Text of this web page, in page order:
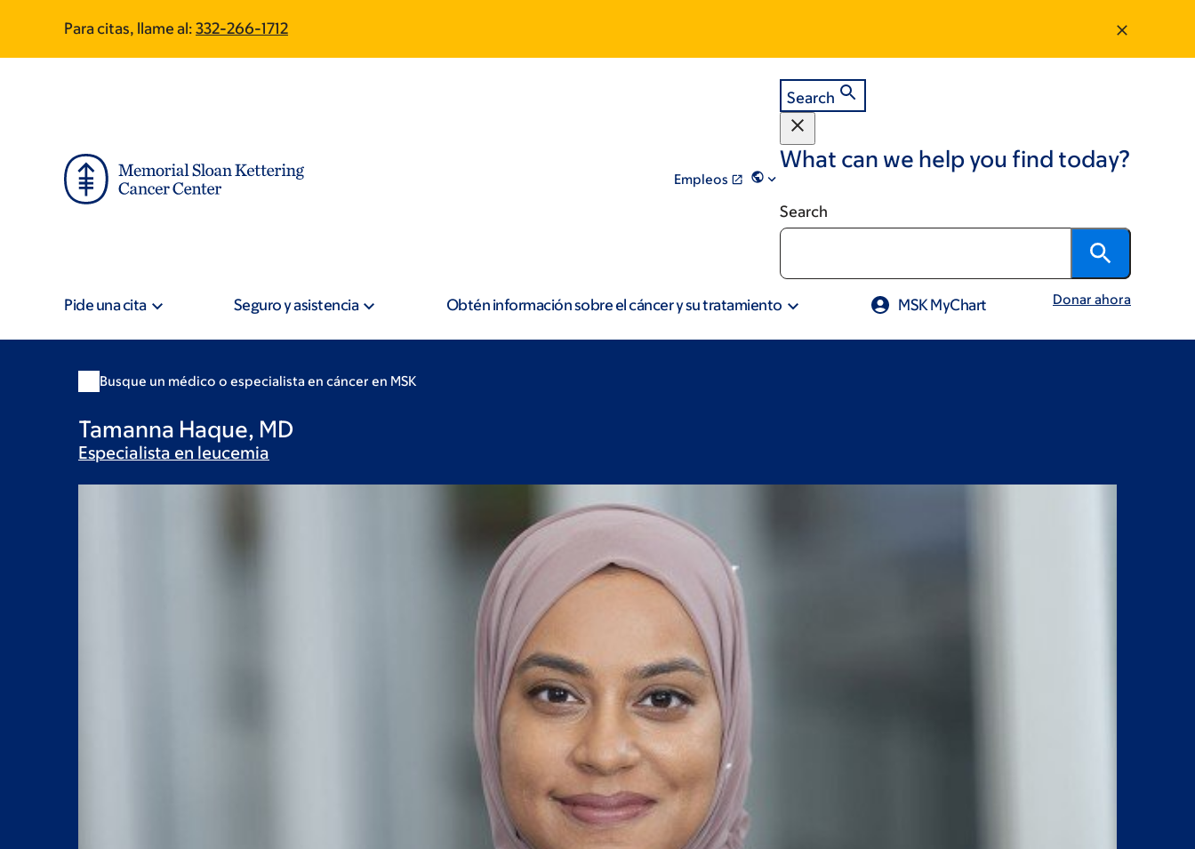
main
footer
Para citas, llame al: 332-266-1712
Empleos
Search
What can we help you find today?
Search
Pide una cita Seguro y asistencia Obtén información sobre el cáncer y su tratamiento MSK MyChart Donar ahora
Busque un médico o especialista en cáncer en MSK
Tamanna Haque, MD
Especialista en leucemia